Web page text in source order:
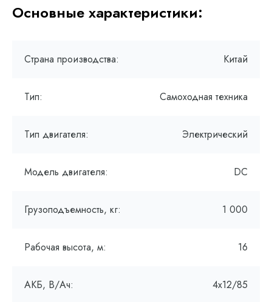
Основные характеристики:
Страна производства: Китай
Тип: Самоходная техника
Тип двигателя: Электрический
Модель двигателя: DC
Грузоподъемность, кг: 1 000
Рабочая высота, м: 16
АКБ, В/Ач: 4х12/85